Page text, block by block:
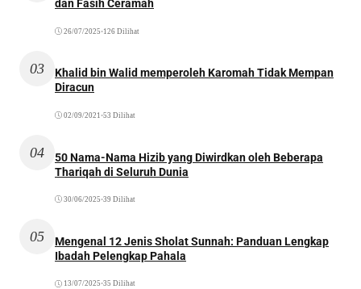
dan Fasih Ceramah
26/07/2025 •126 Dilihat
03
Khalid bin Walid memperoleh Karomah Tidak Mempan
Diracun
02/09/2021 •53 Dilihat
04
50 Nama-Nama Hizib yang Diwirdkan oleh Beberapa
Thariqah di Seluruh Dunia
30/06/2025 •39 Dilihat
05
Mengenal 12 Jenis Sholat Sunnah: Panduan Lengkap
Ibadah Pelengkap Pahala
13/07/2025 •35 Dilihat